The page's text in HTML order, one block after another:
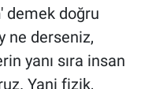
demek doğru
ne derseniz,
yanı sıra insan
Yani fizik,